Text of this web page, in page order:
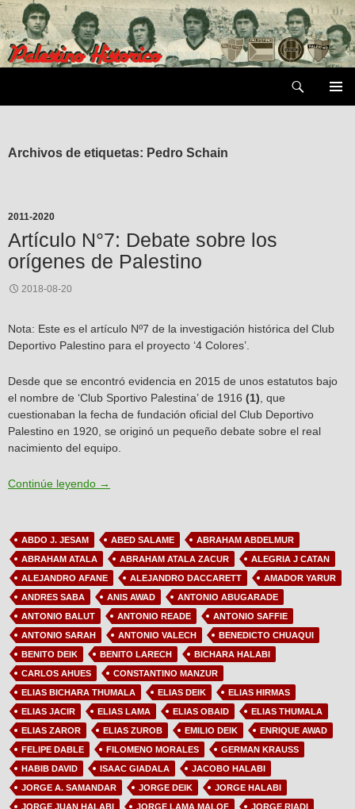
Saltar
al
contenido
Archivos de etiquetas: Pedro Schain
2011-2020
Artículo N°7: Debate sobre los
orígenes de Palestino
2018-08-20
Nota: Este es el artículo Nº7 de la investigación histórica del Club
Deportivo Palestino para el proyecto ‘4 Colores’.
Desde que se encontró evidencia en 2015 de unos estatutos bajo
el nombre de ‘Club Sportivo Palestina’ de 1916 (1) , que
cuestionaban la fecha de fundación oficial del Club Deportivo
Palestino en 1920, se originó un pequeño debate sobre el real
nacimiento del equipo.
Continúe leyendo Artículo N°7: Debate sobre los orígenes de
→
ABDO J. JESAM ABED SALAME
ABRAHAM ABDELMUR
ABRAHAM ATALA
ABRAHAM ATALA ZACUR
ALEGRIA J CATAN
ALEJANDRO AFANE
ALEJANDRO DACCARETT
AMADOR YARUR
ANDRES SABA
ANIS AWAD
ANTONIO ABUGARADE
ANTONIO BALUT
ANTONIO READE
ANTONIO SAFFIE
ANTONIO SARAH
ANTONIO VALECH
BENEDICTO CHUAQUI
BENITO DEIK
BENITO LARECH
BICHARA HALABI
CARLOS AHUES
CONSTANTINO MANZUR
ELIAS BICHARA THUMALA
ELIAS DEIK
ELIAS HIRMAS
ELIAS JACIR
ELIAS LAMA ELIAS OBAID
ELIAS THUMALA
ELIAS ZAROR
ELIAS ZUROB EMILIO DEIK
ENRIQUE AWAD
FELIPE DABLE
FILOMENO MORALES
GERMAN KRAUSS
HABIB DAVID
ISAAC GIADALA
JACOBO HALABI
JORGE A. SAMANDAR
JORGE DEIK
JORGE HALABI
JORGE JUAN HALABI
JORGE LAMA MALOF
JORGE RIADI